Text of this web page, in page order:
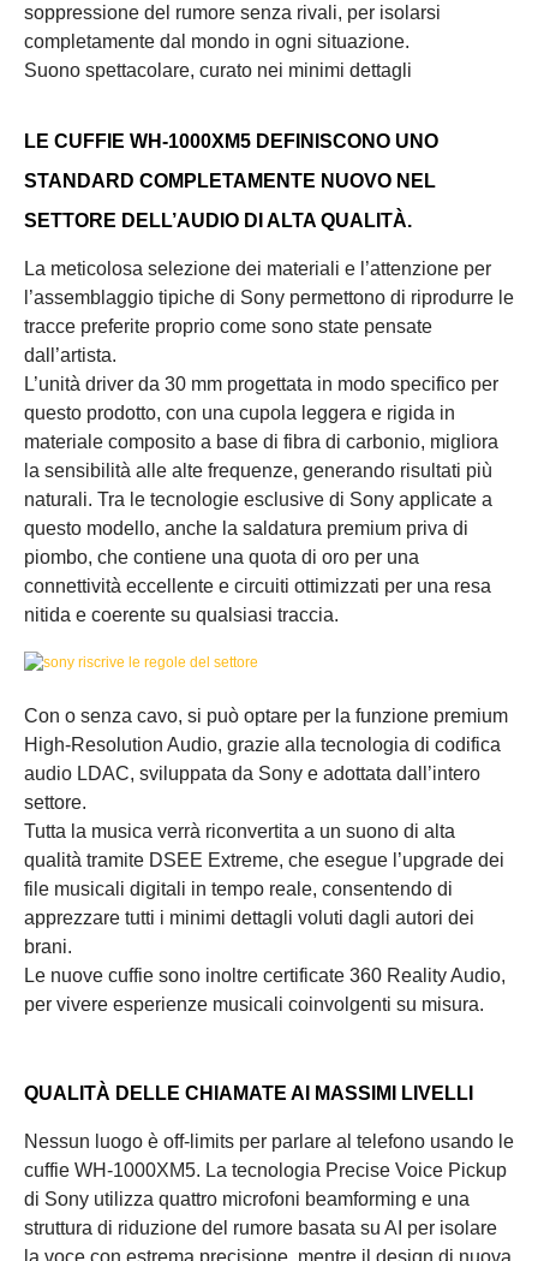
soppressione del rumore senza rivali, per isolarsi
completamente dal mondo in ogni situazione.
Suono spettacolare, curato nei minimi dettagli
LE CUFFIE WH-1000XM5 DEFINISCONO UNO
STANDARD COMPLETAMENTE NUOVO NEL
SETTORE DELL’AUDIO DI ALTA QUALITÀ.
La meticolosa selezione dei materiali e l’attenzione per
l’assemblaggio tipiche di Sony permettono di riprodurre le
tracce preferite proprio come sono state pensate
dall’artista.
L’unità driver da 30 mm progettata in modo specifico per
questo prodotto, con una cupola leggera e rigida in
materiale composito a base di fibra di carbonio, migliora
la sensibilità alle alte frequenze, generando risultati più
naturali. Tra le tecnologie esclusive di Sony applicate a
questo modello, anche la saldatura premium priva di
piombo, che contiene una quota di oro per una
connettività eccellente e circuiti ottimizzati per una resa
nitida e coerente su qualsiasi traccia.
Con o senza cavo, si può optare per la funzione premium
High-Resolution Audio, grazie alla tecnologia di codifica
audio LDAC, sviluppata da Sony e adottata dall’intero
settore.
Tutta la musica verrà riconvertita a un suono di alta
qualità tramite DSEE Extreme, che esegue l’upgrade dei
file musicali digitali in tempo reale, consentendo di
apprezzare tutti i minimi dettagli voluti dagli autori dei
brani.
Le nuove cuffie sono inoltre certificate 360 Reality Audio,
per vivere esperienze musicali coinvolgenti su misura.
QUALITÀ DELLE CHIAMATE AI MASSIMI LIVELLI
Nessun luogo è off-limits per parlare al telefono usando le
cuffie WH-1000XM5. La tecnologia Precise Voice Pickup
di Sony utilizza quattro microfoni beamforming e una
struttura di riduzione del rumore basata su AI per isolare
la voce con estrema precisione, mentre il design di nuova